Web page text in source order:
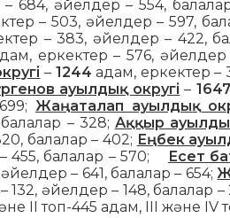
684, әйелдер – 554,
– 503, әйелдер – 597,
– 383, әйелдер – 422,
еркектер – 576, әйелдер
– 1244 адам, еркектер –
ауылдық округі – 1647
Жаңаталап ауылдық
– 328; Аққыр
балалар – 402; Еңбек
455, балалар – 570;
Есет
– 641, балалар – 654;
132, әйелдер – 148, балалар
ІІ топ-445 адам, ІІІ және